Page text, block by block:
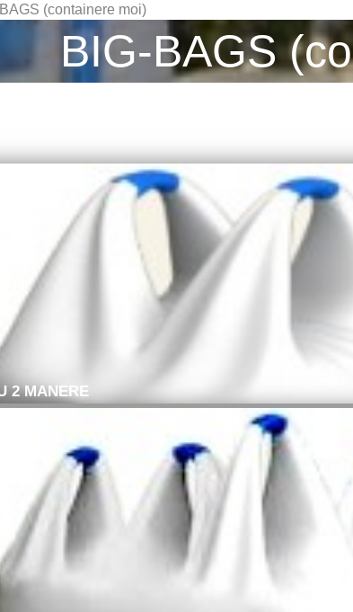
(containere moi)
BIG-BAGS
2 MANERE